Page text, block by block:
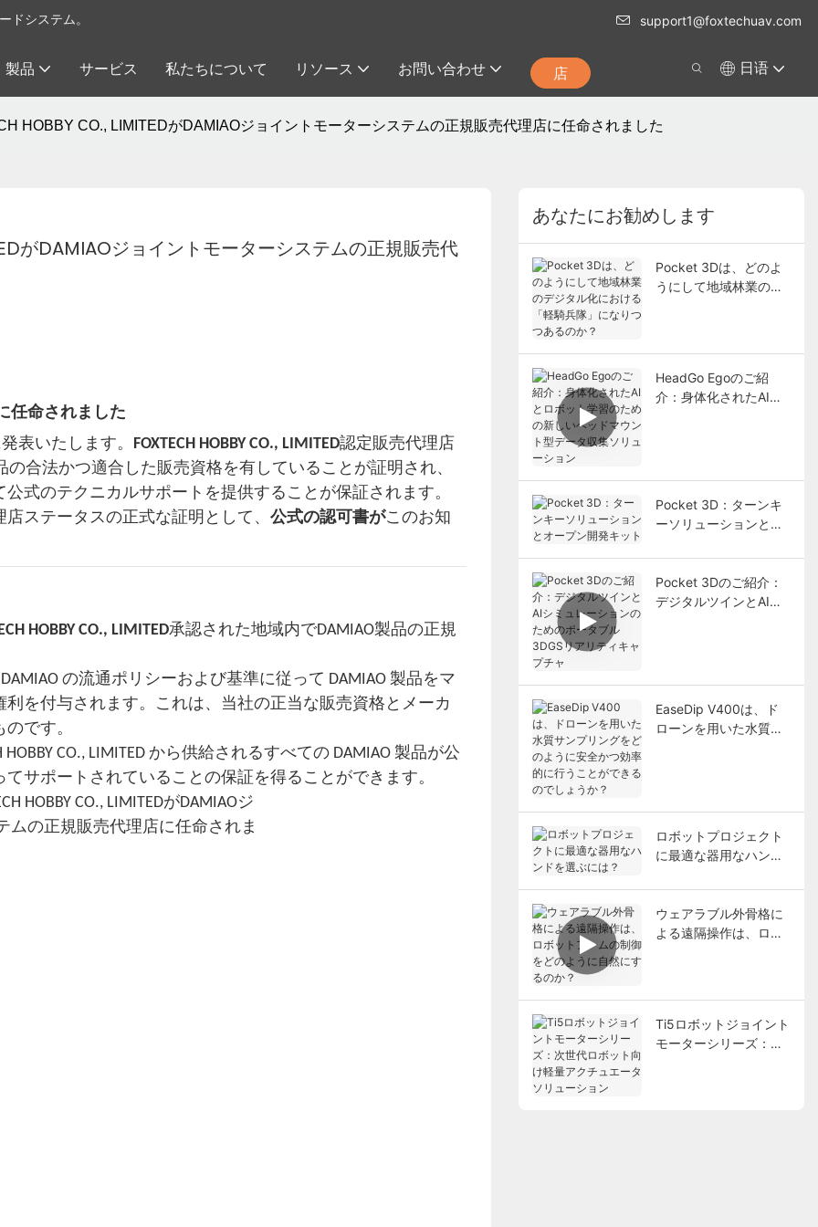
ドシステム。 support1@foxtechuav.com
製品 サービス 私たちについて リソース お問い合わせ 店 日语
HOBBY CO., LIMITEDがDAMIAOジョイントモーターシステムの正規販売代理店に任命されました
がDAMIAOジョイントモーターシステムの正規販売代
任命されました
表いたします。
FOXTECH HOBBY CO., LIMITED認定販売代理店
品の合法かつ適合した販売資格を有していることが証明され、
式のテクニカルサポートを提供することが保証されます。
ステータスの正式な証明として、 公式の認可書がこのお知
HOBBY CO., LIMITED承認された地域内でDAMIAO製品の正規
DAMIAO の流通ポリシーおよび基準に従って DAMIAO 製品をマ
を付与されます。これは、当社の正当な販売資格とメーカ
です。
CO., LIMITED から供給されるすべての DAMIAO 製品が公
サポートされていることの保証を得ることができます。
あなたにお勧めします
Pocket 3Dは、どのよ
うにして地域林業のデ
HeadGo Egoのご紹
介：身体化されたAIと
Pocket 3D：ターンキ
ーソリューションとオ
Pocket 3Dのご紹介：
デジタルツインとAIシ
EaseDip V400は、ド
ローンを用いた水質サ
ロボットプロジェクト
に最適な器用なハンド
ウェアラブル外骨格に
よる遠隔操作は、ロボ
Ti5ロボットジョイント
モーターシリーズ：次